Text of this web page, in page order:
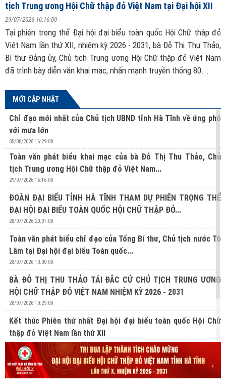
tịch Trung ương Hội Chữ thập đỏ Việt Nam tại Đại hội XII
29/07/2026 16:16:00
Tại phiên trọng thể Đại hội đại biểu toàn quốc Hội Chữ thập đỏ
Việt Nam lần thứ XII, nhiệm kỳ 2026 - 2031, bà Đỗ Thị Thu Thảo,
Bí thư Đảng ủy, Chủ tịch Trung ương Hội Chữ thập đỏ Việt Nam
đã trình bày diễn văn khai mạc, nhấn mạnh truyền thống 80...
MỚI CẬP NHẬT
Chỉ đạo mới nhất của Chủ tịch UBND tỉnh Hà Tĩnh về ứng phó
với mưa lớn
05/08/2026 16:29:00
Toàn văn phát biểu khai mạc của bà Đỗ Thị Thu Thảo, Chủ
tịch Trung ương Hội Chữ thập đỏ Việt Nam...
29/07/2026 16:16:00
ĐOÀN ĐẠI BIỂU TỈNH HÀ TĨNH THAM DỰ PHIÊN TRỌNG THỂ
ĐẠI HỘI ĐẠI BIỂU TOÀN QUỐC HỘI CHỮ THẬP ĐỎ...
28/07/2026 20:31:00
Toàn văn phát biểu chỉ đạo của Tổng Bí thư, Chủ tịch nước Tô
Lâm tại Đại hội đại biểu Toàn quốc...
28/07/2026 10:30:00
BÀ ĐỖ THỊ THU THẢO TÁI ĐẮC CỬ CHỦ TỊCH TRUNG ƯƠNG
HỘI CHỮ THẬP ĐỎ VIỆT NAM NHIỆM KỲ 2026 - 2031
28/07/2026 10:29:00
Kết thúc Phiên thứ nhất Đại hội đại biểu toàn quốc Hội Chữ
thập đỏ Việt Nam lần thứ XII
27/07/2026 10:31:00
Lan tỏa nghĩa cử hiến mô, tạng từ Chương trình “Hành trình
Đỏ” lần thứ V tại Hà Tĩnh